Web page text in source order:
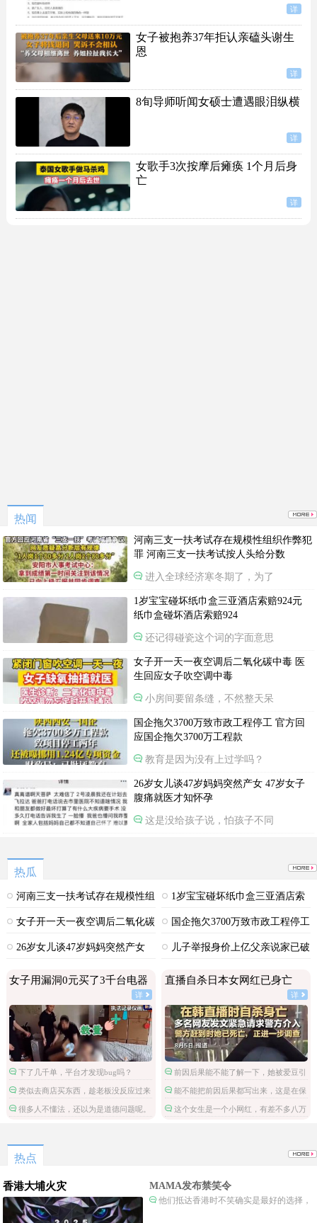
详
女子被抱养37年拒认亲磕头谢生
恩
详
8旬导师听闻女硕士遭遇眼泪纵横
详
女歌手3次按摩后瘫痪 1个月后身
亡
详
热闻
河南三支一扶考试存在规模性组织作弊犯
罪 河南三支一扶考试按人头给分数
进入全球经济寒冬期了，为了
1岁宝宝碰坏纸巾盒三亚酒店索赔924元
纸巾盒碰坏酒店索赔924
还记得碰瓷这个词的字面意思
女子开一天一夜空调后二氧化碳中毒 医
生回应女子吹空调中毒
小房间要留条缝，不然整天呆
国企拖欠3700万致市政工程停工 官方回
应国企拖欠3700万工程款
教育是因为没有上过学吗？
26岁女儿谈47岁妈妈突然产女 47岁女子
腹痛就医才知怀孕
这是没给孩子说，怕孩子不同
热瓜
河南三支一扶考试存在规模性组
织作弊犯罪
1岁宝宝碰坏纸巾盒三亚酒店索
赔924元
女子开一天一夜空调后二氧化碳
中毒
国企拖欠3700万致市政工程停工
26岁女儿谈47岁妈妈突然产女
儿子举报身价上亿父亲说家已破
女子用漏洞0元买了3千台电器
详
下了几千单，平台才发现bug吗？
类似去商店买东西，趁老板没反应过来
拿了就跑。
很多人不懂法，还以为是道德问题呢。
直播自杀日本女网红已身亡
详
前因后果能不能了解一下，她被爱豆引
导网暴攻击
能不能把前因后果都写出来，这是在保
护施害人吗。
这个女生是一个小网红，有差不多八万
热点
香港大埔火灾 MAMA发布禁笑令
他们抵达香港时不笑确实是最好的选择，